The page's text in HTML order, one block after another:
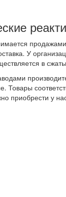
У
в
Товары
приобрести у